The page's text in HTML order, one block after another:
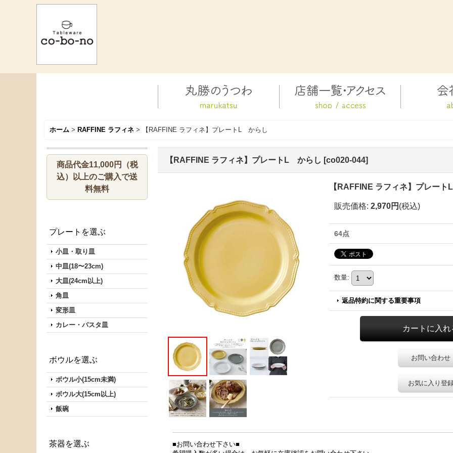
ホーム > RAFFINE ラフィネ > 【RAFFINE ラフィネ】プレートL からし
商品代金11,000円（税
込）以上のご購入で送
料無料
プレートを選ぶ
小皿・取り皿
中皿(18〜23cm)
大皿(24cm以上)
角皿
変形皿
カレー・パスタ皿
ボウルを選ぶ
ボウル小(15cm未満)
ボウル大(15cm以上)
飯碗
茶器を選ぶ
【RAFFINE ラフィネ】プレートL からし [co020-044]
【RAFFINE ラフィネ】プレー
販売価格: 2,970円 (税込)
64点
数量:
返品特約に関する重要事項
お問い合わせ
お気に入り登
■お問い合わせ下さい■